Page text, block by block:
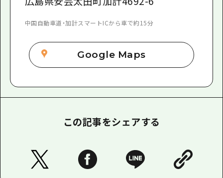
中国自動車道・加計スマートICから車で約15分
Google Maps
この記事をシェアする